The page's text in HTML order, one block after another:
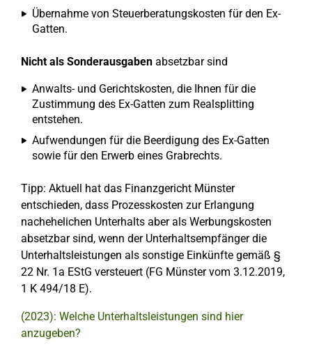
Übernahme von Steuerberatungskosten für den Ex-
Gatten.
Nicht als Sonderausgaben absetzbar sind
Anwalts- und Gerichtskosten, die Ihnen für die
Zustimmung des Ex-Gatten zum Realsplitting
entstehen.
Aufwendungen für die Beerdigung des Ex-Gatten
sowie für den Erwerb eines Grabrechts.
Tipp: Aktuell hat das Finanzgericht Münster
entschieden, dass Prozesskosten zur Erlangung
nachehelichen Unterhalts aber als Werbungskosten
absetzbar sind, wenn der Unterhaltsempfänger die
Unterhaltsleistungen als sonstige Einkünfte gemäß §
22 Nr. 1a EStG versteuert (FG Münster vom 3.12.2019,
1 K 494/18 E).
(2023): Welche Unterhaltsleistungen sind hier
anzugeben?